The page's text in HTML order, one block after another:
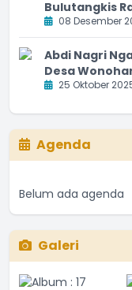
Bulutangkis
08 Desember
Abdi Nagri
Desa
25 Oktober
Agenda
Belum ada agenda
Galeri